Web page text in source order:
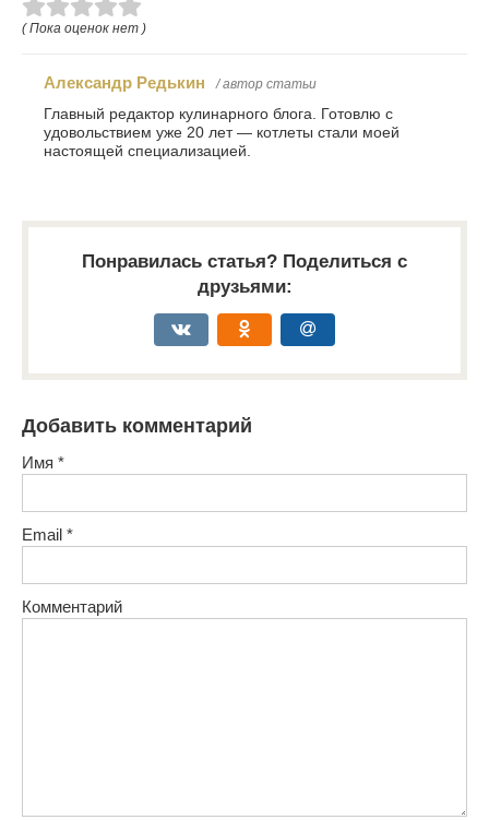
( Пока оценок нет )
Александр Редькин / автор статьи
Главный редактор кулинарного блога. Готовлю с
удовольствием уже 20 лет — котлеты стали моей
настоящей специализацией.
Понравилась статья? Поделиться с
друзьями:
Добавить комментарий
Имя *
Email *
Комментарий